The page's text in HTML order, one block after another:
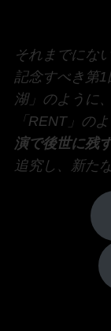
それまでにな
記念すべき第
湖」のように
「RENT」の
演で後世に残
追究し、新た